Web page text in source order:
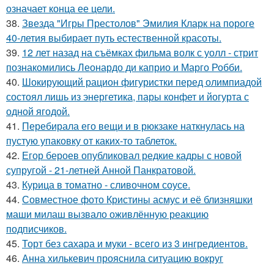
означает конца ее цели.
38. Звезда "Игры Престолов" Эмилия Кларк на пороге
40-летия выбирает путь естественной красоты.
39. 12 лет назад на съёмках фильма волк с уолл - стрит
познакомились Леонардо ди каприо и Марго Робби.
40. Шокирующий рацион фигуристки перед олимпиадой
состоял лишь из энергетика, пары конфет и йогурта с
одной ягодой.
41. Перебирала его вещи и в рюкзаке наткнулась на
пустую упаковку от каких-то таблеток.
42. Егор бероев опубликовал редкие кадры с новой
супругой - 21-летней Анной Панкратовой.
43. Курица в томатно - сливочном соусе.
44. Совместное фото Кристины асмус и её близняшки
маши милаш вызвало оживлённую реакцию
подписчиков.
45. Торт без сахара и муки - всего из 3 ингредиентов.
46. Анна хилькевич прояснила ситуацию вокруг